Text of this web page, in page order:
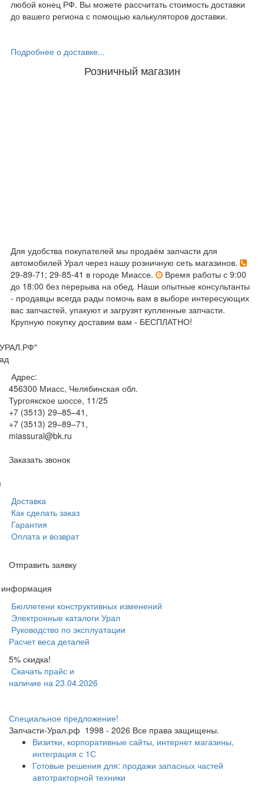
любой конец РФ. Вы можете рассчитать стоимость доставки
до вашего региона с помощью калькуляторов доставки.
Подробнее о доставке...
Розничный магазин
Для удобства покупателей мы продаём запчасти для
автомобилей Урал через нашу розничную сеть магазинов.
29-89-71; 29-85-41 в городе Миассе.
Время работы с 9:00
до 18:00 без перерыва на обед. Наши опытные консультанты
- продавцы всегда рады помочь вам в выборе интересующих
вас запчастей, упакуют и загрузят купленные запчасти.
Крупную покупку доставим вам - БЕСПЛАТНО!
Адрес:
456300 Миасс, Челябинская обл.
Тургоякское шоссе, 11/25
+7 (3513) 29–85–41 ,
+7 (3513) 29–89–71 ,
miassural@bk.ru
Заказать звонок
Доставка
Как сделать заказ
Гарантия
Оплата и возврат
Отправить заявку
информация
Бюллетени конструктивных изменений
Электронные каталоги Урал
Руководство по эксплуатации
Расчет веса деталей
5% скидка!
Скачать прайс и
наличие на 23.04.2026
Специальное предложение!
Запчасти-Урал.рф 1998 - 2026 Все права защищены.
Визитки, корпоративные сайты, интернет магазины,
интеграция с 1С
Готовые решения для: продажи запасных частей
автотракторной техники